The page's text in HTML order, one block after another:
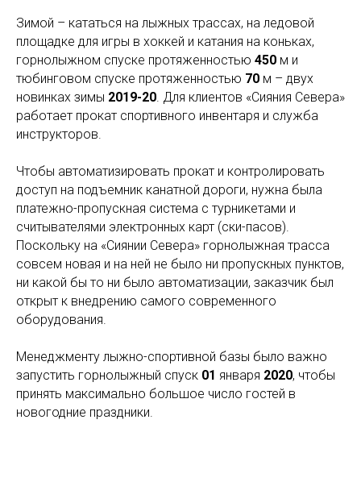
Зимой – кататься на лыжных трассах, на ледовой
площадке для игры в хоккей и катания на коньках,
горнолыжном спуске протяженностью 450 м и
тюбинговом спуске протяженностью 70 м – двух
новинках зимы 2019-20. Для клиентов «Сияния Севера»
работает прокат спортивного инвентаря и служба
инструкторов.
Чтобы автоматизировать прокат и контролировать
доступ на подъемник канатной дороги, нужна была
платежно-пропускная система с турникетами и
считывателями электронных карт (ски-пасов).
Поскольку на «Сиянии Севера» горнолыжная трасса
совсем новая и на ней не было ни пропускных пунктов,
ни какой бы то ни было автоматизации, заказчик был
открыт к внедрению самого современного
оборудования.
Менеджменту лыжно-спортивной базы было важно
запустить горнолыжный спуск 01 января 2020, чтобы
принять максимально большое число гостей в
новогодние праздники.